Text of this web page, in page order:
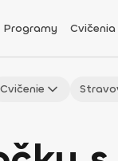
Programy Cvičenia
Cvičenie